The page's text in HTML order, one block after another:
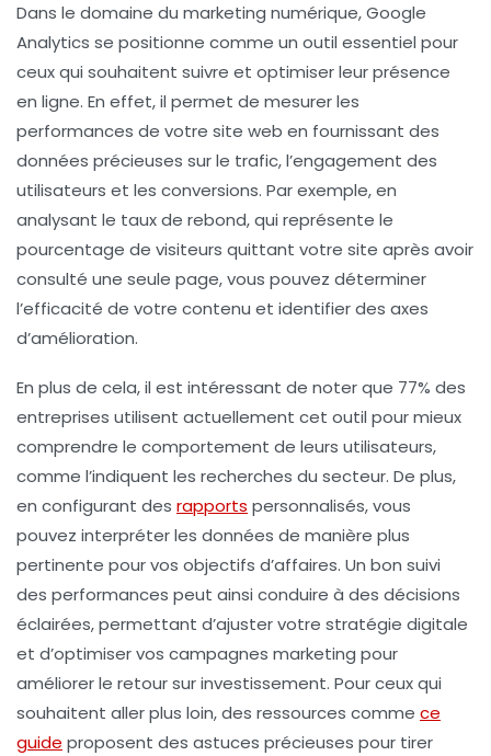
Dans le domaine du marketing numérique,Google
Analytics se positionne comme un outil essentiel pour
ceux qui souhaitent suivre et optimiser leur présence
en ligne. En effet, il permet de mesurer les
performances de votre site web en fournissant des
données précieuses sur le trafic, l’engagement des
utilisateurs et les conversions. Par exemple, en
analysant le taux de rebond, qui représente le
pourcentage de visiteurs quittant votre site après avoir
consulté une seule page, vous pouvez déterminer
l’efficacité de votre contenu et identifier des axes
d’amélioration.
En plus de cela, il est intéressant de noter que 77% des
entreprises utilisent actuellement cet outil pour mieux
comprendre le comportement de leurs utilisateurs,
comme l’indiquent les recherches du secteur. De plus,
en configurant des rapports personnalisés, vous
pouvez interpréter les données de manière plus
pertinente pour vos objectifs d’affaires. Un bon suivi
des performances peut ainsi conduire à des décisions
éclairées, permettant d’ajuster votre stratégie digitale
et d’optimiser vos campagnes marketing pour
améliorer le retour sur investissement. Pour ceux qui
souhaitent aller plus loin, des ressources comme ce
guide proposent des astuces précieuses pour tirer